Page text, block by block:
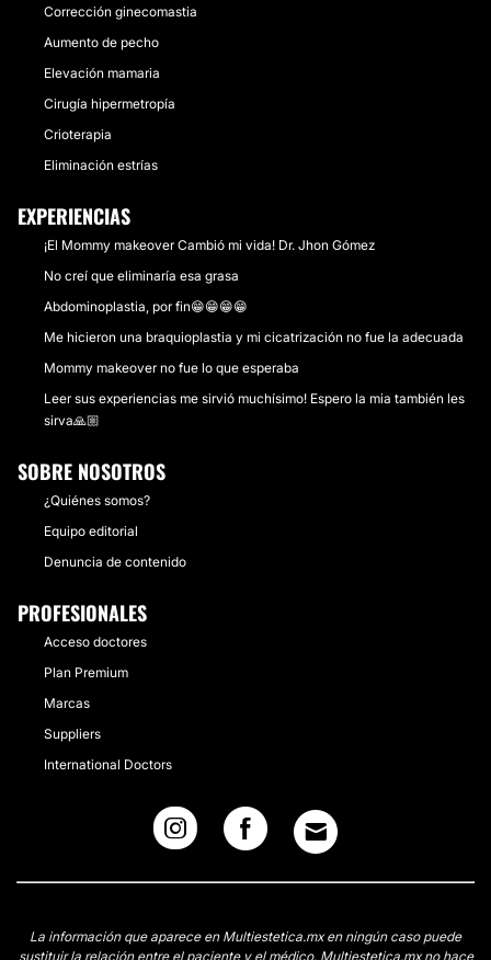
Corrección ginecomastia
Aumento de pecho
Elevación mamaria
Cirugía hipermetropía
Crioterapia
Eliminación estrías
EXPERIENCIAS
¡El Mommy makeover Cambió mi vida! Dr. Jhon Gómez
No creí que eliminaría esa grasa
Abdominoplastia, por fin😁😁😁😁
Me hicieron una braquioplastia y mi cicatrización no fue la adecuada
Mommy makeover no fue lo que esperaba
Leer sus experiencias me sirvió muchísimo! Espero la mia también les
sirva🙏🏼
SOBRE NOSOTROS
¿Quiénes somos?
Equipo editorial
Denuncia de contenido
PROFESIONALES
Acceso doctores
Plan Premium
Marcas
Suppliers
International Doctors
La información que aparece en Multiestetica.mx en ningún caso puede
sustituir la relación entre el paciente y el médico. Multiestetica.mx no hace